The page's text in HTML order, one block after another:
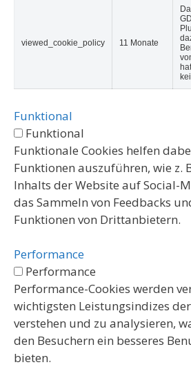
viewed_cookie_policy 11 Monate
Funktional
Funktional
Funktionale Cookies helfen
Funktionen auszuführen, wie z.
Inhalts der Website auf Social-
das Sammeln von Feedbacks
Funktionen von Drittanbietern.
Performance
Performance
Performance-Cookies werden
wichtigsten Leistungsindizes
verstehen und zu analysieren,
den Besuchern ein besseres
bieten.